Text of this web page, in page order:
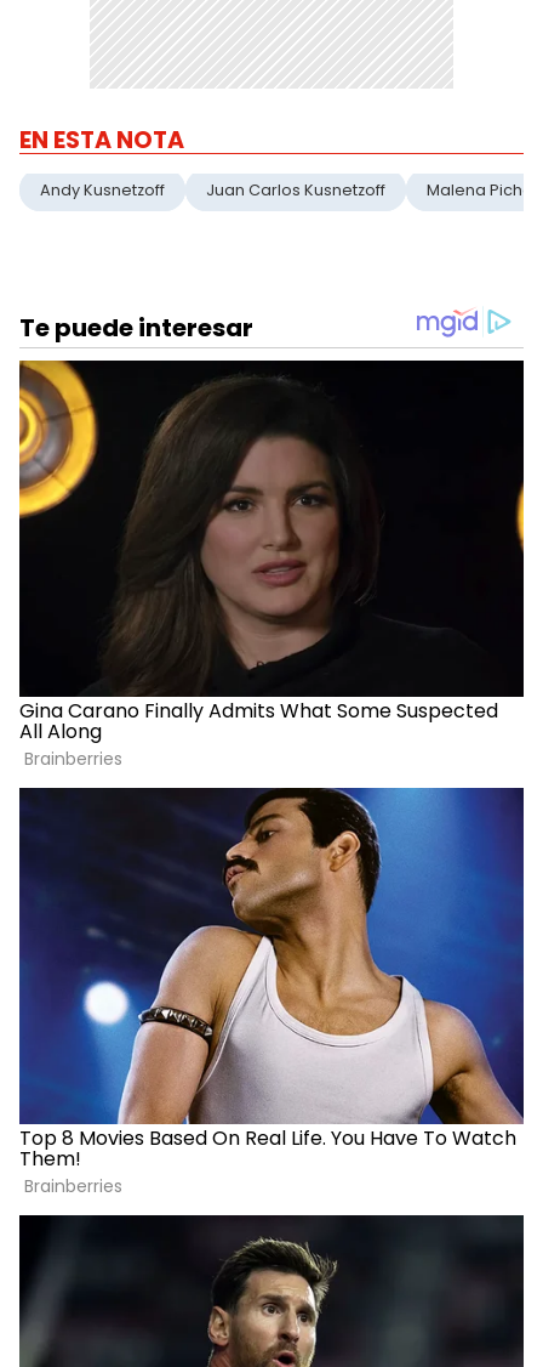
EN ESTA NOTA
Andy Kusnetzoff Juan Carlos Kusnetzoff Malena Pichot